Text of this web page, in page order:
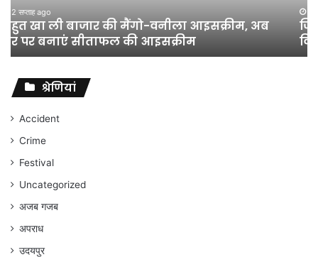
शिक्षा
विभाग
के
विवादों
संघर्ष
जारी
रहेगा
अंकित
गौरहा
जून 11, 2026
जिला शिक्षा अधिकारी का तबादला हुआ, लेकिन शिक्षा
विभाग के विवादों पर संघर्ष जारी रहेगा : अंकित गौरहा
श्रेणियां
Accident
Crime
Festival
Uncategorized
अजब गजब
अपराध
उदयपुर